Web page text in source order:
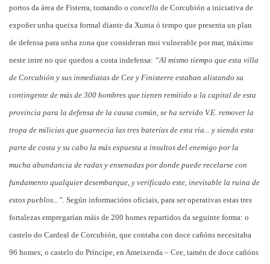
portos da área de Fisterra, tomando o concello de Corcubión a iniciativa de
expoñer unha queixa formal diante da Xunta ó tempo que presenta un plan
de defensa para unha zona que consideran moi vulnerable por mar, máximo
neste intre no que quedou a costa indefensa: “Al mismo tiempo que esta villa
de Corcubión y sus inmediatas de Cee y Finisterre estaban alistando su
contingente de más de 300 hombres que tienen remitido a la capital de esta
provincia para la defensa de la causa común, se ha servido V.E. remover la
tropa de milicias que guarnecia las tres baterías de esta ría... y siendo esta
parte de costa y su cabo la más expuesta a insultos del enemigo por la
mucha abundancia de radas y ensenadas por donde puede recelarse con
fundamento qualquier desembarque, y verificado este, inevitable la ruina de
estos pueblos...”. Según informacións oficiais, para ser operativas estas tres
fortalezas empregarían máis de 200 homes repartidos da seguinte forma: o
castelo do Cardeal de Corcubión, que contaba con doce cañóns necesitaba
96 homes; o castelo do Príncipe, en Ameixenda – Cee, tamén de doce cañóns